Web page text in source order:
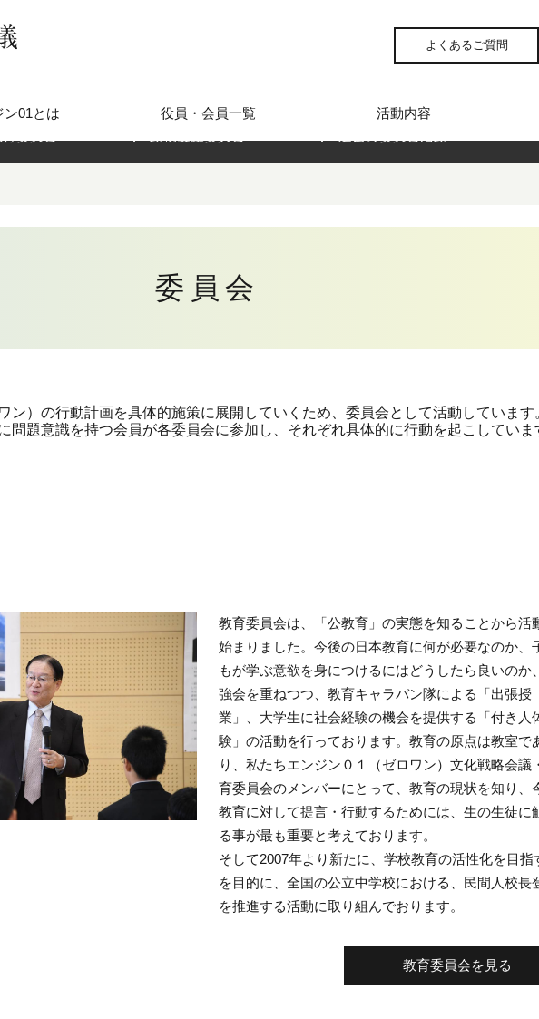
ン01とは 役員・会員一覧 活動内容
よくあるご質問
委員会
ン）の行動計画を具体的施策に展開していくため、委員会として活動しています
問題意識を持つ会員が各委員会に参加し、それぞれ具体的に行動を起こしていま
教育委員会は、「公教育」の実態を知ることから活
始まりました。今後の日本教育に何が必要なのか、
もが学ぶ意欲を身につけるにはどうしたら良いのか
強会を重ねつつ、教育キャラバン隊による「出張授
業」、大学生に社会経験の機会を提供する「付き人
験」の活動を行っております。教育の原点は教室で
り、私たちエンジン０１（ゼロワン）文化戦略会議
育委員会のメンバーにとって、教育の現状を知り、
教育に対して提言・行動するためには、生の生徒に
る事が最も重要と考えております。
そして2007年より新たに、学校教育の活性化を目指
を目的に、全国の公立中学校における、民間人校長
を推進する活動に取り組んでおります。
教育委員会を見る